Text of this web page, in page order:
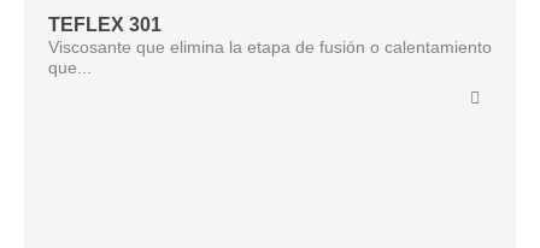
TEFLEX 301
Viscosante que elimina la etapa de fusión o calentamiento
que...